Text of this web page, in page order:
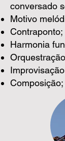
conversado
Motivo
Contraponto;
Harmonia